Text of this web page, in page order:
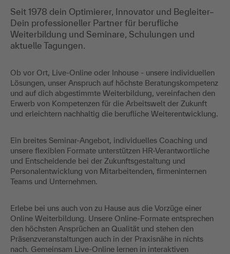
Seit 1978 dein Optimierer, Innovator und Begleiter–
Dein professioneller Partner für berufliche
Weiterbildung und Seminare, Schulungen und
aktuelle Tagungen.
Ob vor Ort, Live-Online oder Inhouse - unsere individuellen
Lösungen, unser Anspruch auf höchste Beratungskompetenz
und auf dich abgestimmte Weiterbildung, vereinfachen den
Erwerb von Kompetenzen für die Arbeitswelt der Zukunft
und erleichtern nachhaltig die berufliche Weiterentwicklung.
Ein breites Seminar-Angebot, individuelles Coaching und
unsere flexiblen Formate unterstützen HR-Verantwortliche
und Entscheidende bei der Zukunftsgestaltung und
Personalentwicklung von Mitarbeitenden, firmeninternen
Teams und Unternehmen.
Erlebe bei uns auch von zu Hause aus die Vorzüge einer
Online Weiterbildung. Unsere Online-Formate entsprechen
den höchsten Ansprüchen an Qualität und stehen den
Präsenzveranstaltungen auch in der Praxisnähe in nichts
nach. Gemeinsam Live-Online lernen in interaktiven